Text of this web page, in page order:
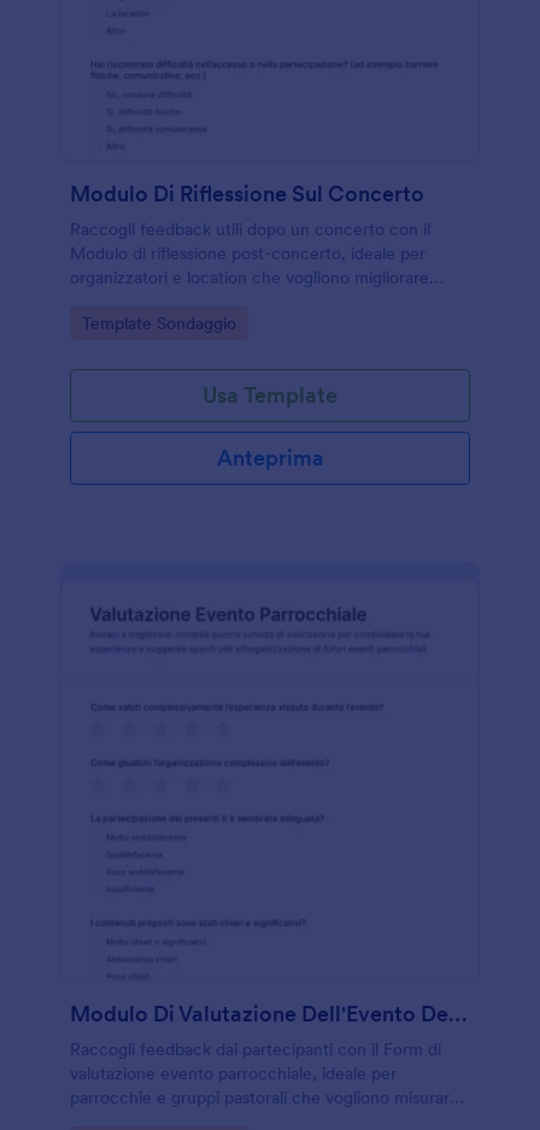
Modulo Di Riflessione Sul Concerto
Raccogli feedback utili dopo un concerto con il
Modulo di riflessione post-concerto, ideale per
organizzatori e location che vogliono migliorare
comunicazione e gestione dell’evento.
Go to Category:
Template Sondaggio
Usa Template
Anteprima
Modulo Di Valutazione Dell'Evento Della Chiesa
Raccogli feedback dai partecipanti con il Form di
valutazione evento parrocchiale, ideale per
parrocchie e gruppi pastorali che vogliono misurare